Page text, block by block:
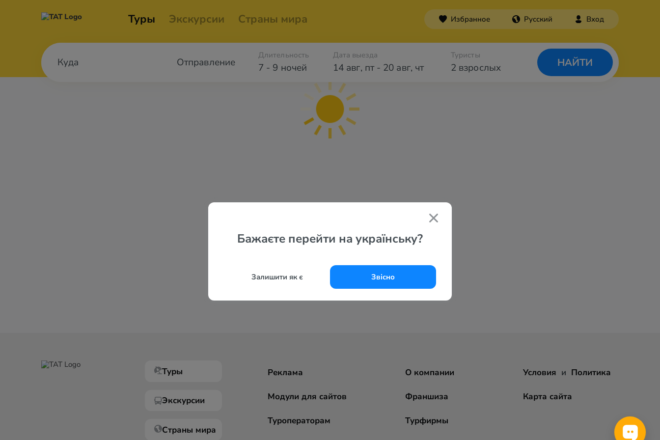
Туры Экскурсии Страны мира Избранное Русский Вход
Отправление 7 - 9 ночей
Длительность Дата выезда
14 авг, пт- 20 авг, чт 2 взрослых
Туристы
НАЙТИ
Бажаєте перейти на українську?
Залишити як є Звісно
Туры
Экскурсии
Страны мира
Реклама
Модули для сайтов
Туроператорам
О компании
Франшиза
Турфирмы
Условия и Политика
Карта сайта